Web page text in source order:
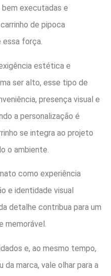
executadas e
de pipoca
essa força.
estética e
ser alto, esse tipo de
presença visual e
a personalização é
se integra ao projeto
o ambiente.
como experiência
e identidade visual
detalhe contribua para um
memorável.
e, ao mesmo tempo,
marca, vale olhar para a